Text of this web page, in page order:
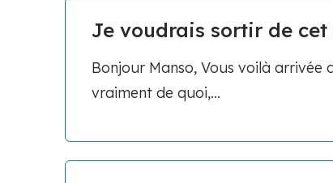
Je voudrais sortir de cet
Bonjour Manso, Vous voilà arrivée
vraiment de quoi,...